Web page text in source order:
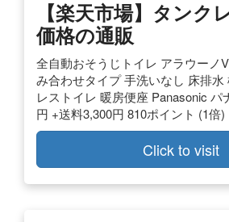
【楽天市場】タンク
価格の通販
全自動おそうじトイレ アラウーノ
み合わせタイプ 手洗いなし 床排水
レストイレ 暖房便座 Panasonic パ
円 +送料3,300円 810ポイント (1倍)
Click to visit